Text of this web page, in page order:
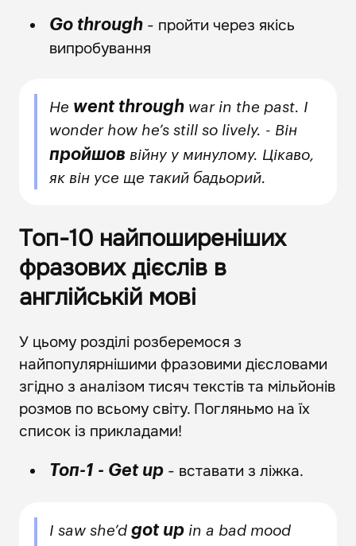
Go through - пройти через якісь
випробування
He went through war in the past. I
wonder how he’s still so lively. - Він
пройшов війну у минулому. Цікаво,
як він усе ще такий бадьорий.
Топ-10 найпоширеніших
фразових дієслів в
англійській мові
У цьому розділі розберемося з
найпопулярнішими фразовими дієсловами
згідно з аналізом тисяч текстів та мільйонів
розмов по всьому світу. Погляньмо на їх
список із прикладами!
Топ-1 - Get up - вставати з ліжка.
I saw she’dgot up in a bad mood